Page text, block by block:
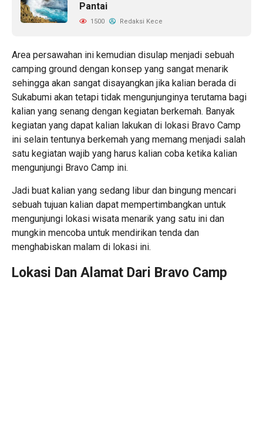
Pantai
1500 Redaksi Kece
Area persawahan ini kemudian disulap menjadi sebuah
camping ground dengan konsep yang sangat menarik
sehingga akan sangat disayangkan jika kalian berada di
Sukabumi akan tetapi tidak mengunjunginya terutama bagi
kalian yang senang dengan kegiatan berkemah. Banyak
kegiatan yang dapat kalian lakukan di lokasi Bravo Camp
ini selain tentunya berkemah yang memang menjadi salah
satu kegiatan wajib yang harus kalian coba ketika kalian
mengunjungi Bravo Camp ini.
Jadi buat kalian yang sedang libur dan bingung mencari
sebuah tujuan kalian dapat mempertimbangkan untuk
mengunjungi lokasi wisata menarik yang satu ini dan
mungkin mencoba untuk mendirikan tenda dan
menghabiskan malam di lokasi ini.
Lokasi Dan Alamat Dari Bravo Camp